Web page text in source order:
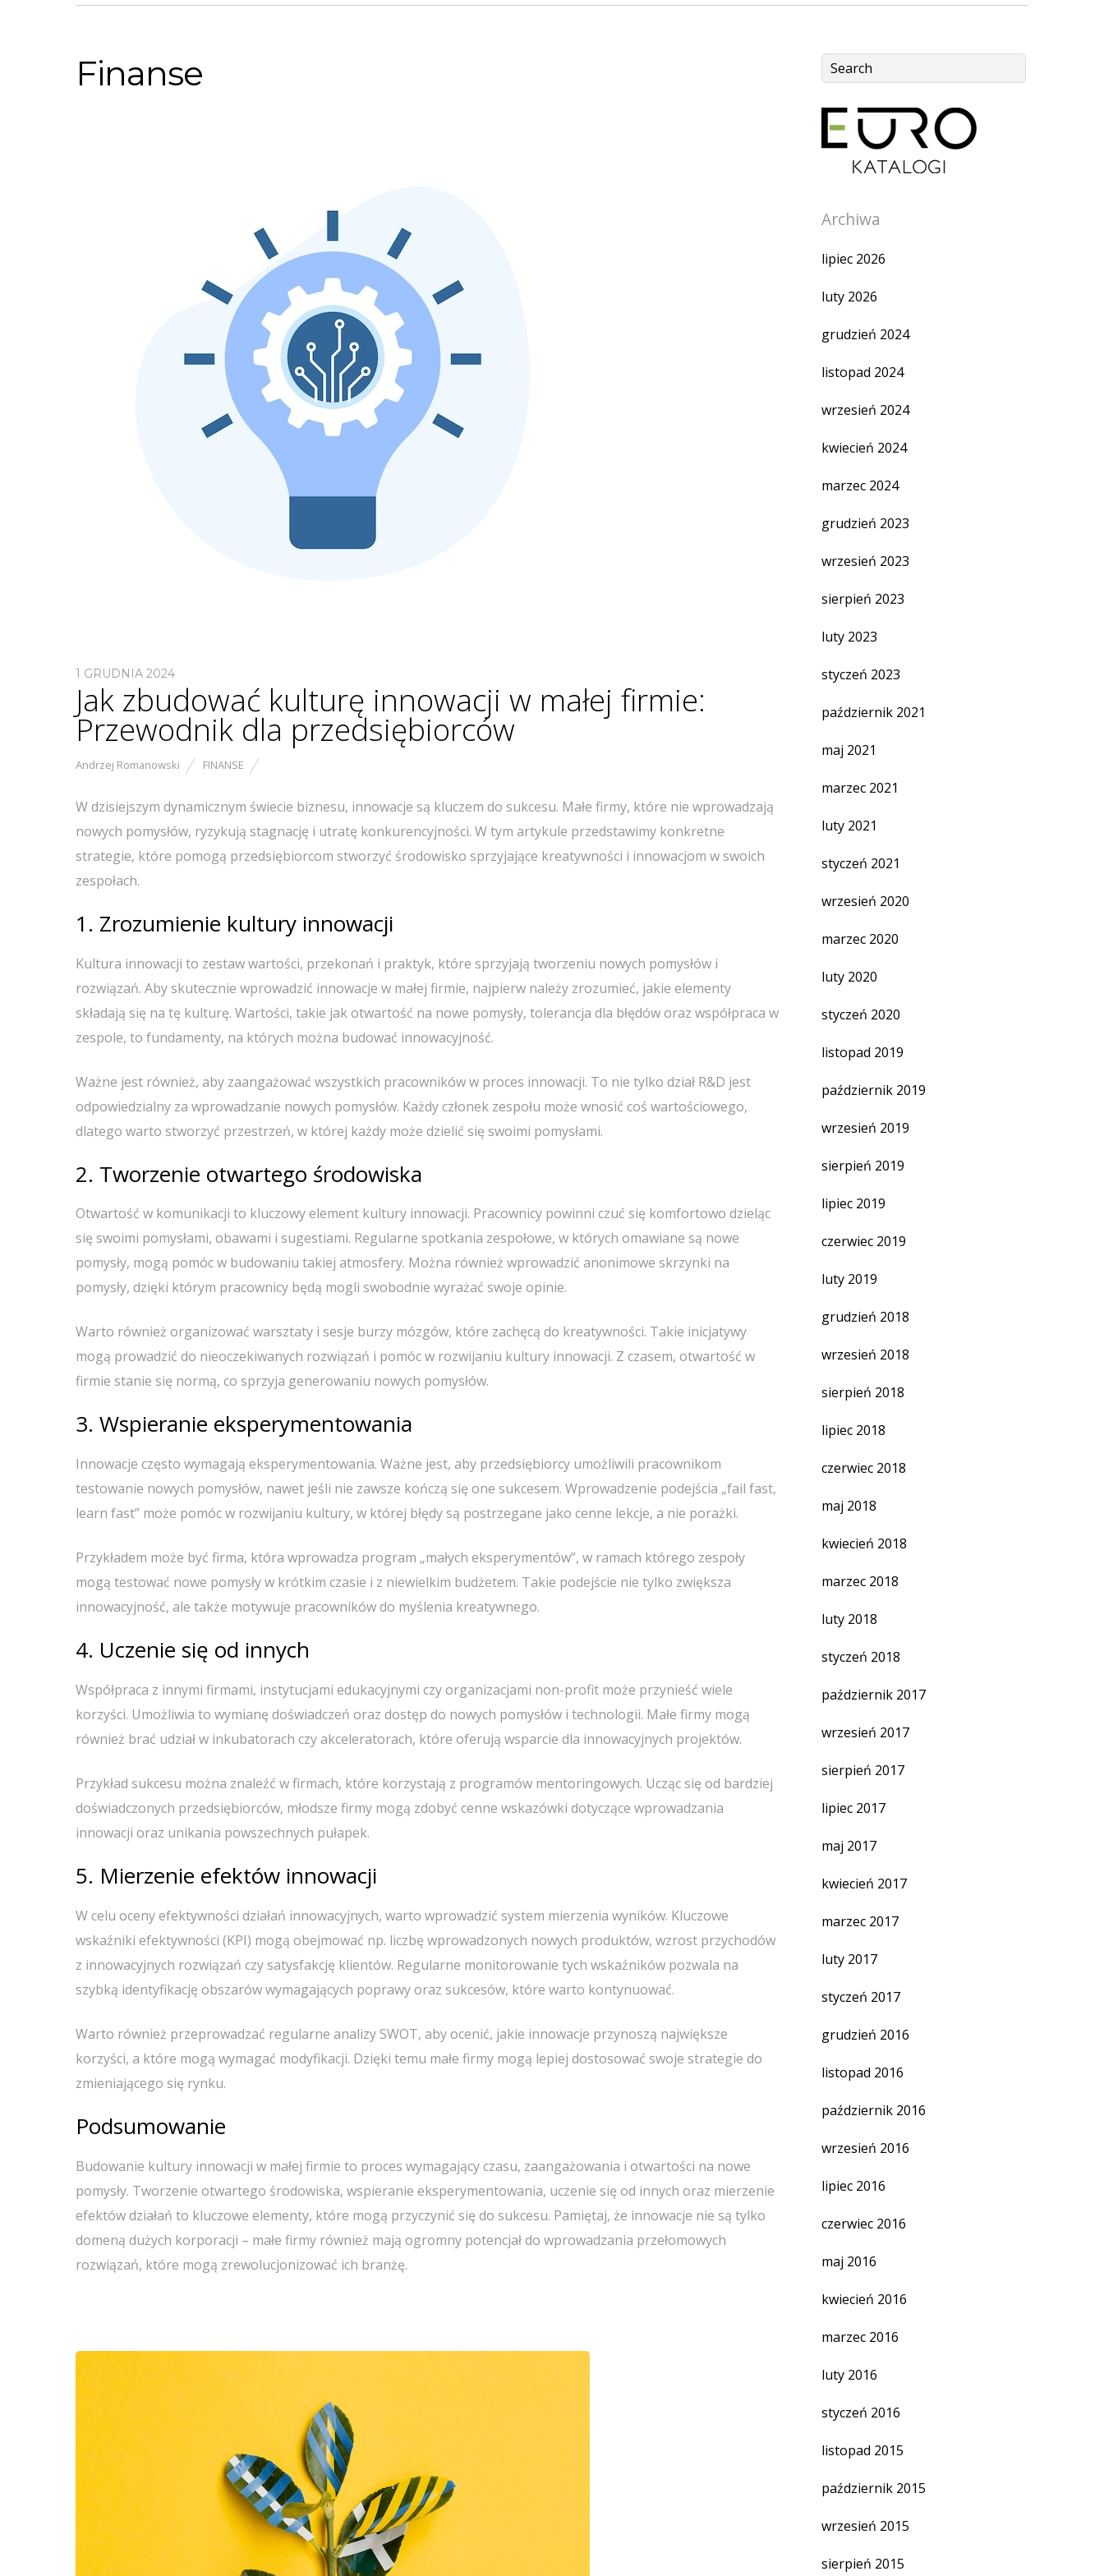
Finanse
1 GRUDNIA 2024
Jak zbudować kulturę innowacji w małej firmie:
Przewodnik dla przedsiębiorców
Andrzej Romanowski FINANSE
W dzisiejszym dynamicznym świecie biznesu, innowacje są kluczem do sukcesu. Małe firmy, które nie wprowadzają
nowych pomysłów, ryzykują stagnację i utratę konkurencyjności. W tym artykule przedstawimy konkretne
strategie, które pomogą przedsiębiorcom stworzyć środowisko sprzyjające kreatywności i innowacjom w swoich
zespołach.
1. Zrozumienie kultury innowacji
Kultura innowacji to zestaw wartości, przekonań i praktyk, które sprzyjają tworzeniu nowych pomysłów i
rozwiązań. Aby skutecznie wprowadzić innowacje w małej firmie, najpierw należy zrozumieć, jakie elementy
składają się na tę kulturę. Wartości, takie jak otwartość na nowe pomysły, tolerancja dla błędów oraz współpraca w
zespole, to fundamenty, na których można budować innowacyjność.
Ważne jest również, aby zaangażować wszystkich pracowników w proces innowacji. To nie tylko dział R&D jest
odpowiedzialny za wprowadzanie nowych pomysłów. Każdy członek zespołu może wnosić coś wartościowego,
dlatego warto stworzyć przestrzeń, w której każdy może dzielić się swoimi pomysłami.
2. Tworzenie otwartego środowiska
Otwartość w komunikacji to kluczowy element kultury innowacji. Pracownicy powinni czuć się komfortowo dzieląc
się swoimi pomysłami, obawami i sugestiami. Regularne spotkania zespołowe, w których omawiane są nowe
pomysły, mogą pomóc w budowaniu takiej atmosfery. Można również wprowadzić anonimowe skrzynki na
pomysły, dzięki którym pracownicy będą mogli swobodnie wyrażać swoje opinie.
Warto również organizować warsztaty i sesje burzy mózgów, które zachęcą do kreatywności. Takie inicjatywy
mogą prowadzić do nieoczekiwanych rozwiązań i pomóc w rozwijaniu kultury innowacji. Z czasem, otwartość w
firmie stanie się normą, co sprzyja generowaniu nowych pomysłów.
3. Wspieranie eksperymentowania
Innowacje często wymagają eksperymentowania. Ważne jest, aby przedsiębiorcy umożliwili pracownikom
testowanie nowych pomysłów, nawet jeśli nie zawsze kończą się one sukcesem. Wprowadzenie podejścia „fail fast,
learn fast” może pomóc w rozwijaniu kultury, w której błędy są postrzegane jako cenne lekcje, a nie porażki.
Przykładem może być firma, która wprowadza program „małych eksperymentów”, w ramach którego zespoły
mogą testować nowe pomysły w krótkim czasie i z niewielkim budżetem. Takie podejście nie tylko zwiększa
innowacyjność, ale także motywuje pracowników do myślenia kreatywnego.
4. Uczenie się od innych
Współpraca z innymi firmami, instytucjami edukacyjnymi czy organizacjami non-profit może przynieść wiele
korzyści. Umożliwia to wymianę doświadczeń oraz dostęp do nowych pomysłów i technologii. Małe firmy mogą
również brać udział w inkubatorach czy akceleratorach, które oferują wsparcie dla innowacyjnych projektów.
Przykład sukcesu można znaleźć w firmach, które korzystają z programów mentoringowych. Ucząc się od bardziej
doświadczonych przedsiębiorców, młodsze firmy mogą zdobyć cenne wskazówki dotyczące wprowadzania
innowacji oraz unikania powszechnych pułapek.
5. Mierzenie efektów innowacji
W celu oceny efektywności działań innowacyjnych, warto wprowadzić system mierzenia wyników. Kluczowe
wskaźniki efektywności (KPI) mogą obejmować np. liczbę wprowadzonych nowych produktów, wzrost przychodów
z innowacyjnych rozwiązań czy satysfakcję klientów. Regularne monitorowanie tych wskaźników pozwala na
szybką identyfikację obszarów wymagających poprawy oraz sukcesów, które warto kontynuować.
Warto również przeprowadzać regularne analizy SWOT, aby ocenić, jakie innowacje przynoszą największe
korzyści, a które mogą wymagać modyfikacji. Dzięki temu małe firmy mogą lepiej dostosować swoje strategie do
zmieniającego się rynku.
Podsumowanie
Budowanie kultury innowacji w małej firmie to proces wymagający czasu, zaangażowania i otwartości na nowe
pomysły. Tworzenie otwartego środowiska, wspieranie eksperymentowania, uczenie się od innych oraz mierzenie
efektów działań to kluczowe elementy, które mogą przyczynić się do sukcesu. Pamiętaj, że innowacje nie są tylko
domeną dużych korporacji – małe firmy również mają ogromny potencjał do wprowadzania przełomowych
rozwiązań, które mogą zrewolucjonizować ich branżę.
Archiwa
lipiec 2026
luty 2026
grudzień 2024
listopad 2024
wrzesień 2024
kwiecień 2024
marzec 2024
grudzień 2023
wrzesień 2023
sierpień 2023
luty 2023
styczeń 2023
październik 2021
maj 2021
marzec 2021
luty 2021
styczeń 2021
wrzesień 2020
marzec 2020
luty 2020
styczeń 2020
listopad 2019
październik 2019
wrzesień 2019
sierpień 2019
lipiec 2019
czerwiec 2019
luty 2019
grudzień 2018
wrzesień 2018
sierpień 2018
lipiec 2018
czerwiec 2018
maj 2018
kwiecień 2018
marzec 2018
luty 2018
styczeń 2018
październik 2017
wrzesień 2017
sierpień 2017
lipiec 2017
maj 2017
kwiecień 2017
marzec 2017
luty 2017
styczeń 2017
grudzień 2016
listopad 2016
październik 2016
wrzesień 2016
lipiec 2016
czerwiec 2016
maj 2016
kwiecień 2016
marzec 2016
luty 2016
styczeń 2016
listopad 2015
październik 2015
wrzesień 2015
sierpień 2015